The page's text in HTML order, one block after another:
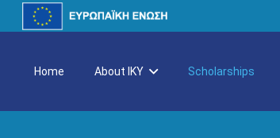
Home About IKY Scholarships